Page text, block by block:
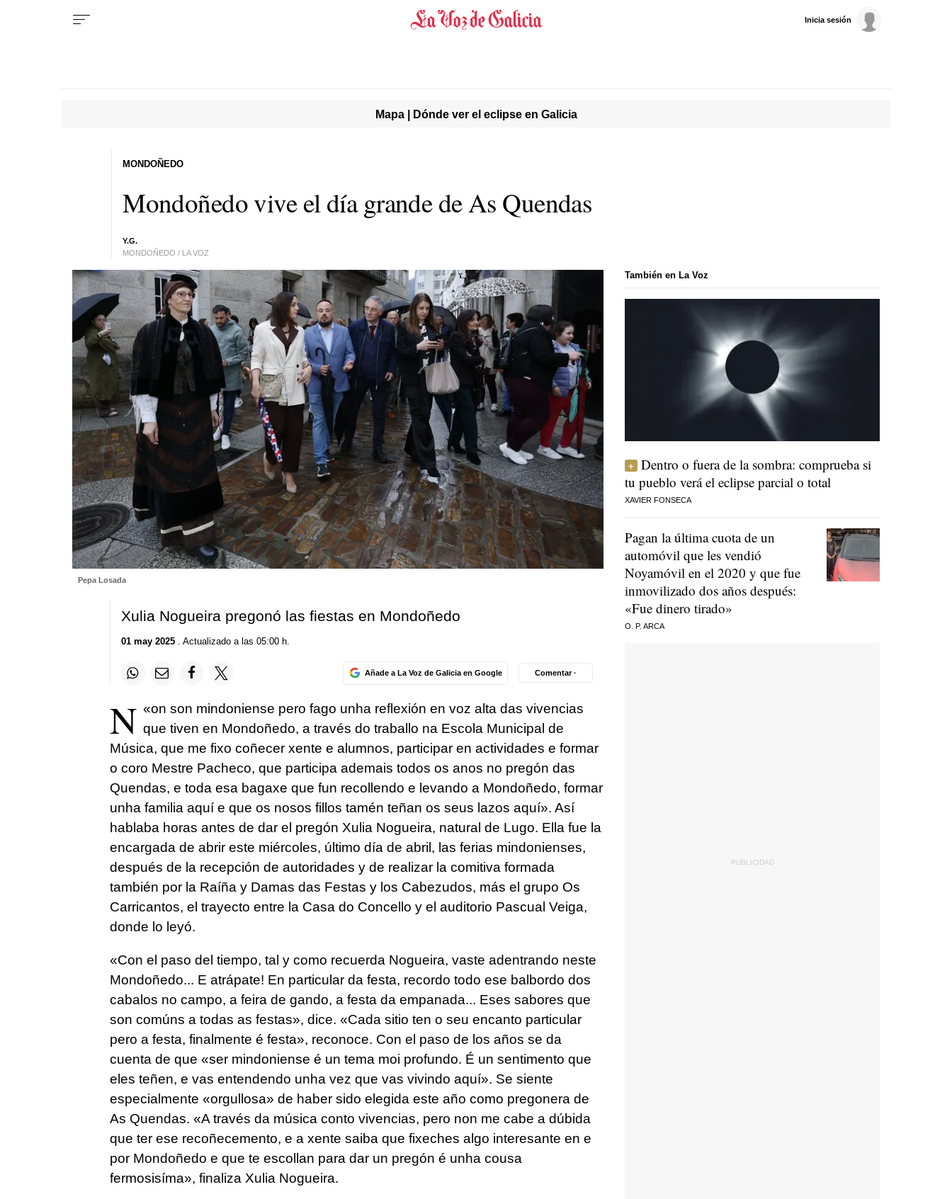
Inicia sesión
Mapa | Dónde ver el eclipse en Galicia
Mondoñedo vive el día grande de As Quendas
Y.G.
MONDOÑEDO / LA VOZ
MONDOÑEDO
Pepa Losada
Xulia Nogueira pregonó las fiestas en Mondoñedo
01 may 2025. Actualizado a las 05:00 h.
Añade a La Voz de Galicia en Google Comentar ·
«
N
on son mindoniense pero fago unha reflexión en voz alta das vivencias
que tiven en Mondoñedo, a través do traballo na Escola Municipal de
Música, que me fixo coñecer xente e alumnos, participar en actividades e formar
o coro Mestre Pacheco, que participa ademais todos os anos no pregón das
Quendas, e toda esa bagaxe que fun recollendo e levando a Mondoñedo, formar
unha familia aquí e que os nosos fillos tamén teñan os seus lazos aquí». Así
hablaba horas antes de dar el pregón Xulia Nogueira, natural de Lugo. Ella fue la
encargada de abrir este miércoles, último día de abril, las ferias mindonienses,
después de la recepción de autoridades y de realizar la comitiva formada
también por la Raíña y Damas das Festas y los Cabezudos, más el grupo Os
Carricantos, el trayecto entre la Casa do Concello y el auditorio Pascual Veiga,
donde lo leyó.
«Con el paso del tiempo, tal y como recuerda Nogueira, vaste adentrando neste
Mondoñedo... E atrápate! En particular da festa, recordo todo ese balbordo dos
cabalos no campo, a feira de gando, a festa da empanada... Eses sabores que
son comúns a todas as festas», dice. «Cada sitio ten o seu encanto particular
pero a festa, finalmente é festa», reconoce. Con el paso de los años se da
cuenta de que «ser mindoniense é un tema moi profundo. É un sentimento que
eles teñen, e vas entendendo unha vez que vas vivindo aquí». Se siente
especialmente «orgullosa» de haber sido elegida este año como pregonera de
As Quendas. «A través da música conto vivencias, pero non me cabe a dúbida
que ter ese recoñecemento, e a xente saiba que fixeches algo interesante en e
por Mondoñedo e que te escollan para dar un pregón é unha cousa
fermosisíma», finaliza Xulia Nogueira.
También en La Voz
Dentro o fuera de la sombra: comprueba si
tu pueblo verá el eclipse parcial o total
XAVIER FONSECA
Pagan la última cuota de un
automóvil que les vendió
Noyamóvil en el 2020 y que fue
inmovilizado dos años después:
«Fue dinero tirado»
O. P. ARCA